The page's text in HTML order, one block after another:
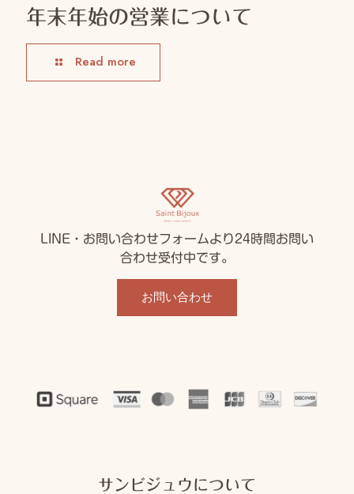
年末年始の営業について
Read more
LINE・お問い合わせフォームより24時間お問い
合わせ受付中です。
お問い合わせ
サンビジュウについて